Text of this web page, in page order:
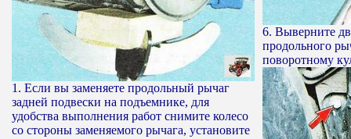
1. Если вы заменяете продольный рычаг
задней подвески на подъемнике, для
удобства выполнения работ снимите колесо
со стороны заменяемого рычага, установите
6. Выверните
продольного
поворотному